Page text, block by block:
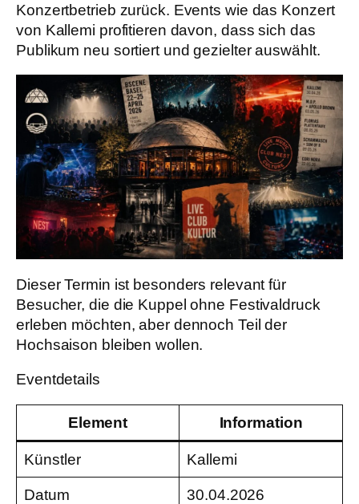
Konzertbetrieb zurück. Events wie das Konzert
von Kallemi profitieren davon, dass sich das
Publikum neu sortiert und gezielter auswählt.
Dieser Termin ist besonders relevant für
Besucher, die die Kuppel ohne Festivaldruck
erleben möchten, aber dennoch Teil der
Hochsaison bleiben wollen.
Eventdetails
Element Information
Künstler Kallemi
Datum 30.04.2026